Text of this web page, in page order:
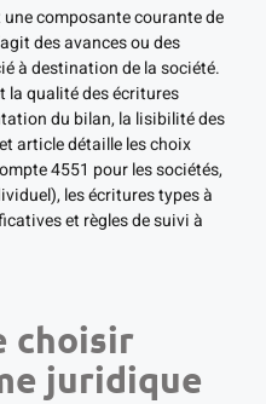
composante courante de
des avances ou des
à destination de la société.
la qualité des écritures
du bilan, la lisibilité des
article détaille les choix
4551 pour les sociétés,
les écritures types à
et règles de suivi à
choisir
juridique